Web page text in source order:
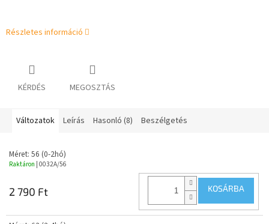
Részletes információ
KÉRDÉS MEGOSZTÁS
Változatok Leírás Hasonló (8) Beszélgetés
Méret: 56 (0-2hó)
Raktáron | 0032A/56
2 790 Ft KOSÁRBA